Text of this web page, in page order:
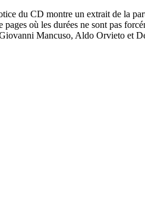
du CD montre un extrait de la
où les durées ne sont pas
Mancuso, Aldo Orvieto et